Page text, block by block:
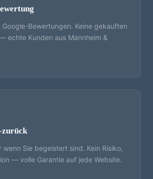
Bewertungen. Keine gekauften
echte Kunden aus Mannheim &
zurück
wenn Sie begeistert sind. Kein Risiko,
— volle Garantie auf jede Website.